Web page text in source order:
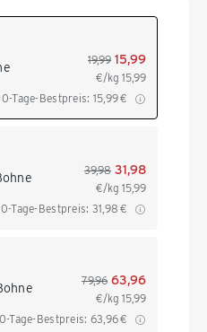
19,99 15,99
€/kg 15,99
Tage-Bestpreis: 15,99€
39,98 31,98
€/kg 15,99
Tage-Bestpreis: 31,98 €
79,96 63,96
€/kg 15,99
Tage-Bestpreis: 63,96€